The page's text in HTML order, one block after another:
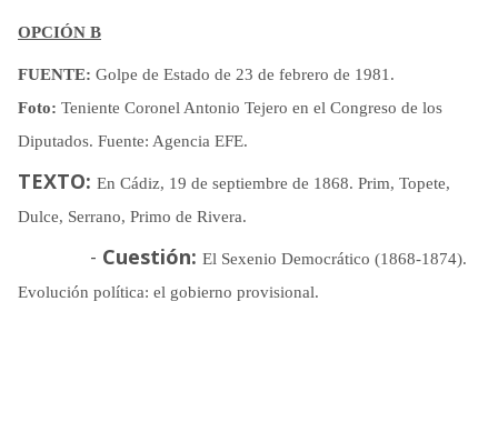
OPCIÓN B
FUENTE: Golpe de Estado de 23 de febrero de 1981.
Foto: Teniente Coronel Antonio Tejero en el Congreso de los
Diputados. Fuente: Agencia EFE.
TEXTO: En Cádiz, 19 de septiembre de 1868. Prim, Topete,
Dulce, Serrano, Primo de Rivera.
- Cuestión: El Sexenio Democrático (1868-1874).
Evolución política: el gobierno provisional.